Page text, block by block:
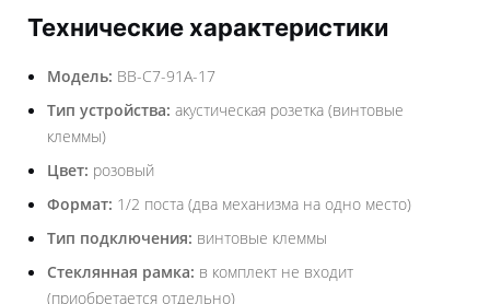
Технические характеристики
Модель: BB-C7-91A-17
Тип устройства: акустическая розетка (винтовые
клеммы)
Цвет: розовый
Формат: 1/2 поста (два механизма на одно место)
Тип подключения: винтовые клеммы
Стеклянная рамка: в комплект не входит
(приобретается отдельно)